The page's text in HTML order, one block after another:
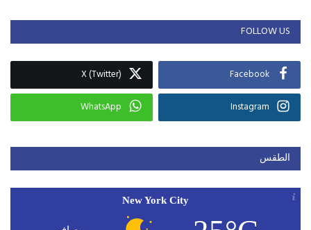
FOLLOW US
Facebook
X (Twitter)
Instagram
WhatsApp
الطقس
New York City